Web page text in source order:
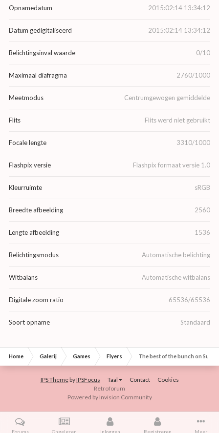
Opnamedatum 2015:02:14 13:34:12
Datum gedigitaliseerd 2015:02:14 13:34:12
Belichtingsinval waarde 0/10
Maximaal diafragma 2760/1000
Meetmodus Centrumgewogen gemiddelde
Flits Flits werd niet gebruikt
Focale lengte 3310/1000
Flashpix versie Flashpix formaat versie 1.0
Kleurruimte sRGB
Breedte afbeelding 2560
Lengte afbeelding 1536
Belichtingsmodus Automatische belichting
Witbalans Automatische witbalans
Digitale zoom ratio 65536/65536
Soort opname Standaard
Home Galerij Games Flyers The best of the bunch on Super
IPS ThemebyIPSFocus Taal Contact
Cookies
Retroforum
Powered by Invision Community
Forums Ongelezen Inloggen Registreren Meer